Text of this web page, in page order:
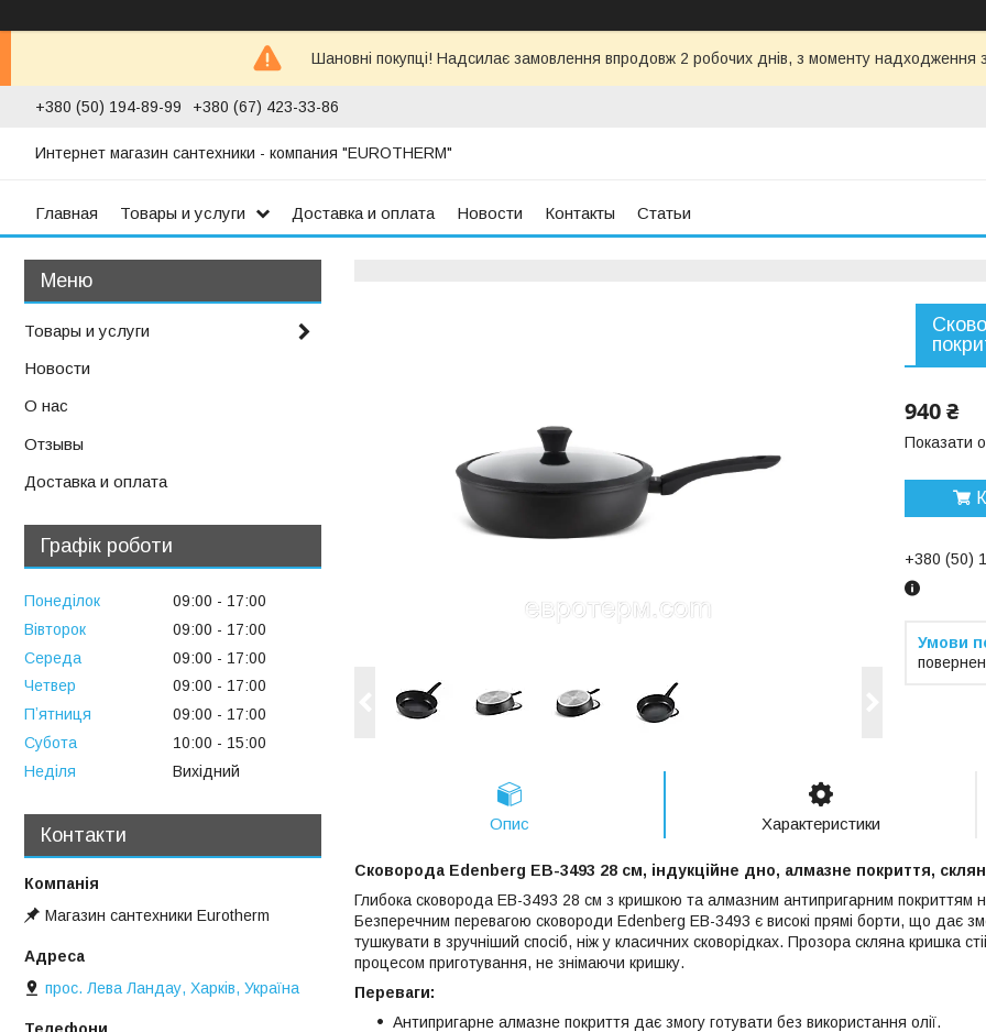
Шановні покупці! Надсилає замовлення впродовж 2 робочих днів, з моменту надходження
+380 (50) 194-89-99 +380 (67) 423-33-86
Интернет магазин сантехники - компания "EUROTHERM"
Главная Товары и услуги Доставка и оплата Новости Контакты Статьи
940 ₴
Показати
+380 (50)
Опис Характеристики
Сковорода Edenberg EB-3493 28 см, індукційне дно, алмазне покриття,
Глибока сковорода EB-3493 28 см з кришкою та алмазним антипригарним покриттям
Безперечним перевагою сковороди Edenberg EB-3493 є високі прямі борти, що дає
тушкувати в зручніший спосіб, ніж у класичних сковорідках. Прозора скляна кришка
процесом приготування, не знімаючи кришку.
Переваги:
Антипригарне алмазне покриття дає змогу готувати без використання олії.
Товары и услуги
Новости
О нас
Отзывы
Доставка и оплата
Графік роботи
Понеділок 09:00
17:00
Вівторок
09:00
17:00
Середа
09:00
17:00
Четвер
09:00
17:00
Пʼятниця
09:00
17:00
Субота
10:00
15:00
Неділя
Вихідний
Контакти
Магазин сантехники Eurotherm
прос. Лева Ландау, Харків, Україна